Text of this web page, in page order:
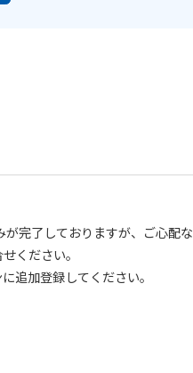
完了しておりますが、ご心配な
ください。
追加登録してください。